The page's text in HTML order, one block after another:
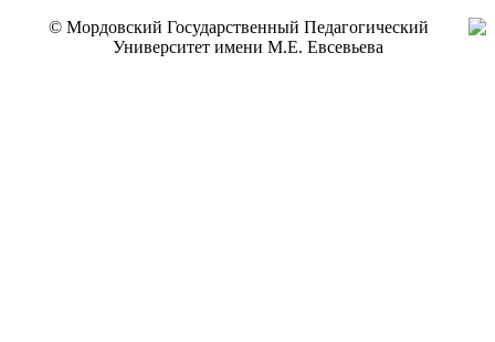
© Мордовский Государственный Педагогический
Университет имени М.Е. Евсевьева